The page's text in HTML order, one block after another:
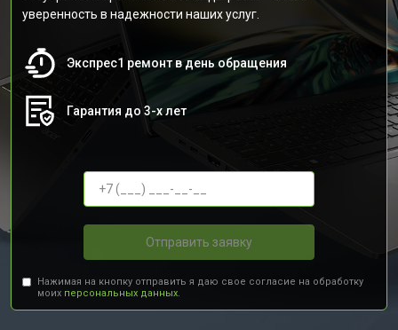
уверенность в надежности наших услуг.
Экспрес1 ремонт в день обращения
Гарантия до 3-х лет
Отправить заявку
Нажимая на кнопку отправить я даю свое согласие на обработку
моих персональных данных.